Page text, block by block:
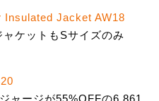
Jacket AW18
ケットもSサイズのみ